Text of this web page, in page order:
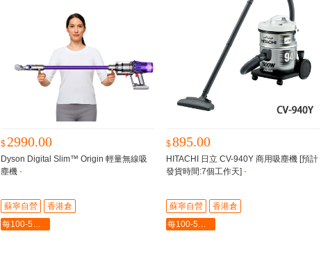
$ 2990.00
Dyson Digital Slim™ Origin 輕量無線吸
塵機 -
蘇寧自營
香港倉
每100-5最多-2000
$895.00
HITACHI 日立 CV-940Y 商用吸塵機 [預計
發貨時間:7個工作天] -
蘇寧自營
香港倉
每100-5最多-2000